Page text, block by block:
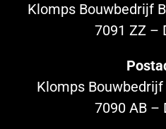
Klomps Bouwbedrijf
7091 ZZ –
Klomps
7090 AB –